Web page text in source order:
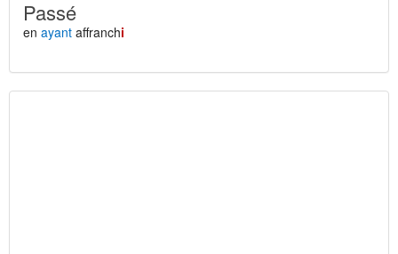
Passé
en ayant affranchi